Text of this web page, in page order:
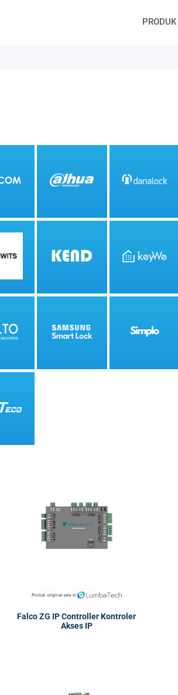
Falco ZG IP Controller Kontroler
Akses IP